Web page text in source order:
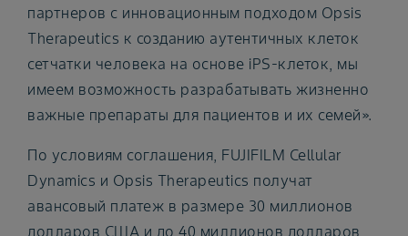
партнеров с инновационным подходом Opsis
Therapeutics к созданию аутентичных клеток
сетчатки человека на основе iPS-клеток, мы
имеем возможность разрабатывать жизненно
важные препараты для пациентов и их семей».
По условиям соглашения, FUJIFILM Cellular
Dynamics и Opsis Therapeutics получат
авансовый платеж в размере 30 миллионов
долларов США и до 40 миллионов долларов